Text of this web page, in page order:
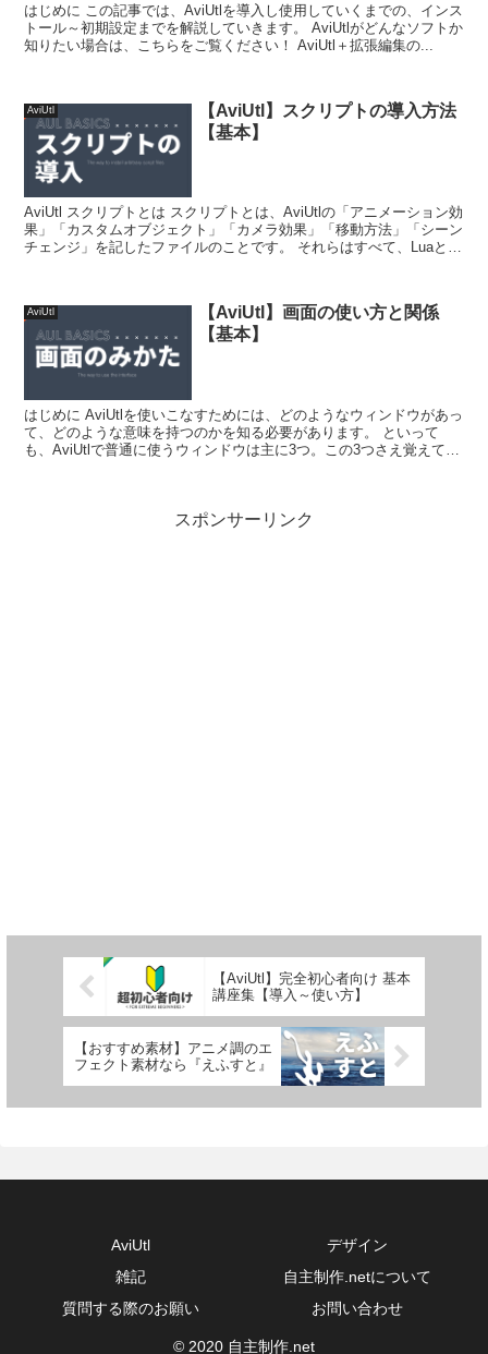
はじめに この記事では、AviUtlを導入し使用していくまでの、インス
トール～初期設定までを解説していきます。 AviUtlがどんなソフトか
知りたい場合は、こちらをご覧ください！ AviUtl＋拡張編集の...
AviUtl
【AviUtl】スクリプトの導入方法
【基本】
AviUtl スクリプトとは スクリプトとは、AviUtlの「アニメーション効
果」「カスタムオブジェクト」「カメラ効果」「移動方法」「シーン
チェンジ」を記したファイルのことです。 それらはすべて、Luaとい
AviUtl
【AviUtl】画面の使い方と関係
【基本】
はじめに AviUtlを使いこなすためには、どのようなウィンドウがあっ
て、どのような意味を持つのかを知る必要があります。 といって
も、AviUtlで普通に使うウィンドウは主に3つ。この3つさえ覚えてい
スポンサーリンク
【AviUtl】完全初心者向け 基本
講座集【導入～使い方】
【おすすめ素材】アニメ調のエ
フェクト素材なら『えふすと』
AviUtl
デザイン
雑記
自主制作.netについて
質問する際のお願い
お問い合わせ
© 2020 自主制作.net